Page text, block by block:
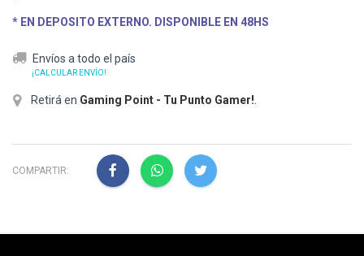
* EN DEPOSITO EXTERNO. DISPONIBLE EN 48HS
Envíos a todo el país
¡CALCULAR ENVÍO!
Retirá en Gaming Point - Tu Punto Gamer!
COMPARTIR: